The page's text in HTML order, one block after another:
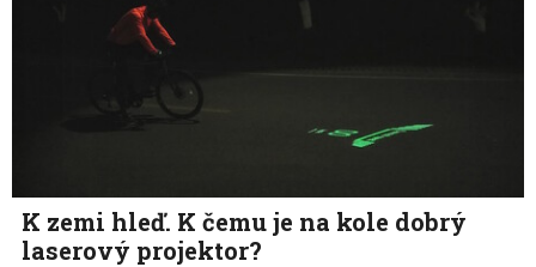
K zemi hleď. K čemu je na kole dobrý
laserový projektor?